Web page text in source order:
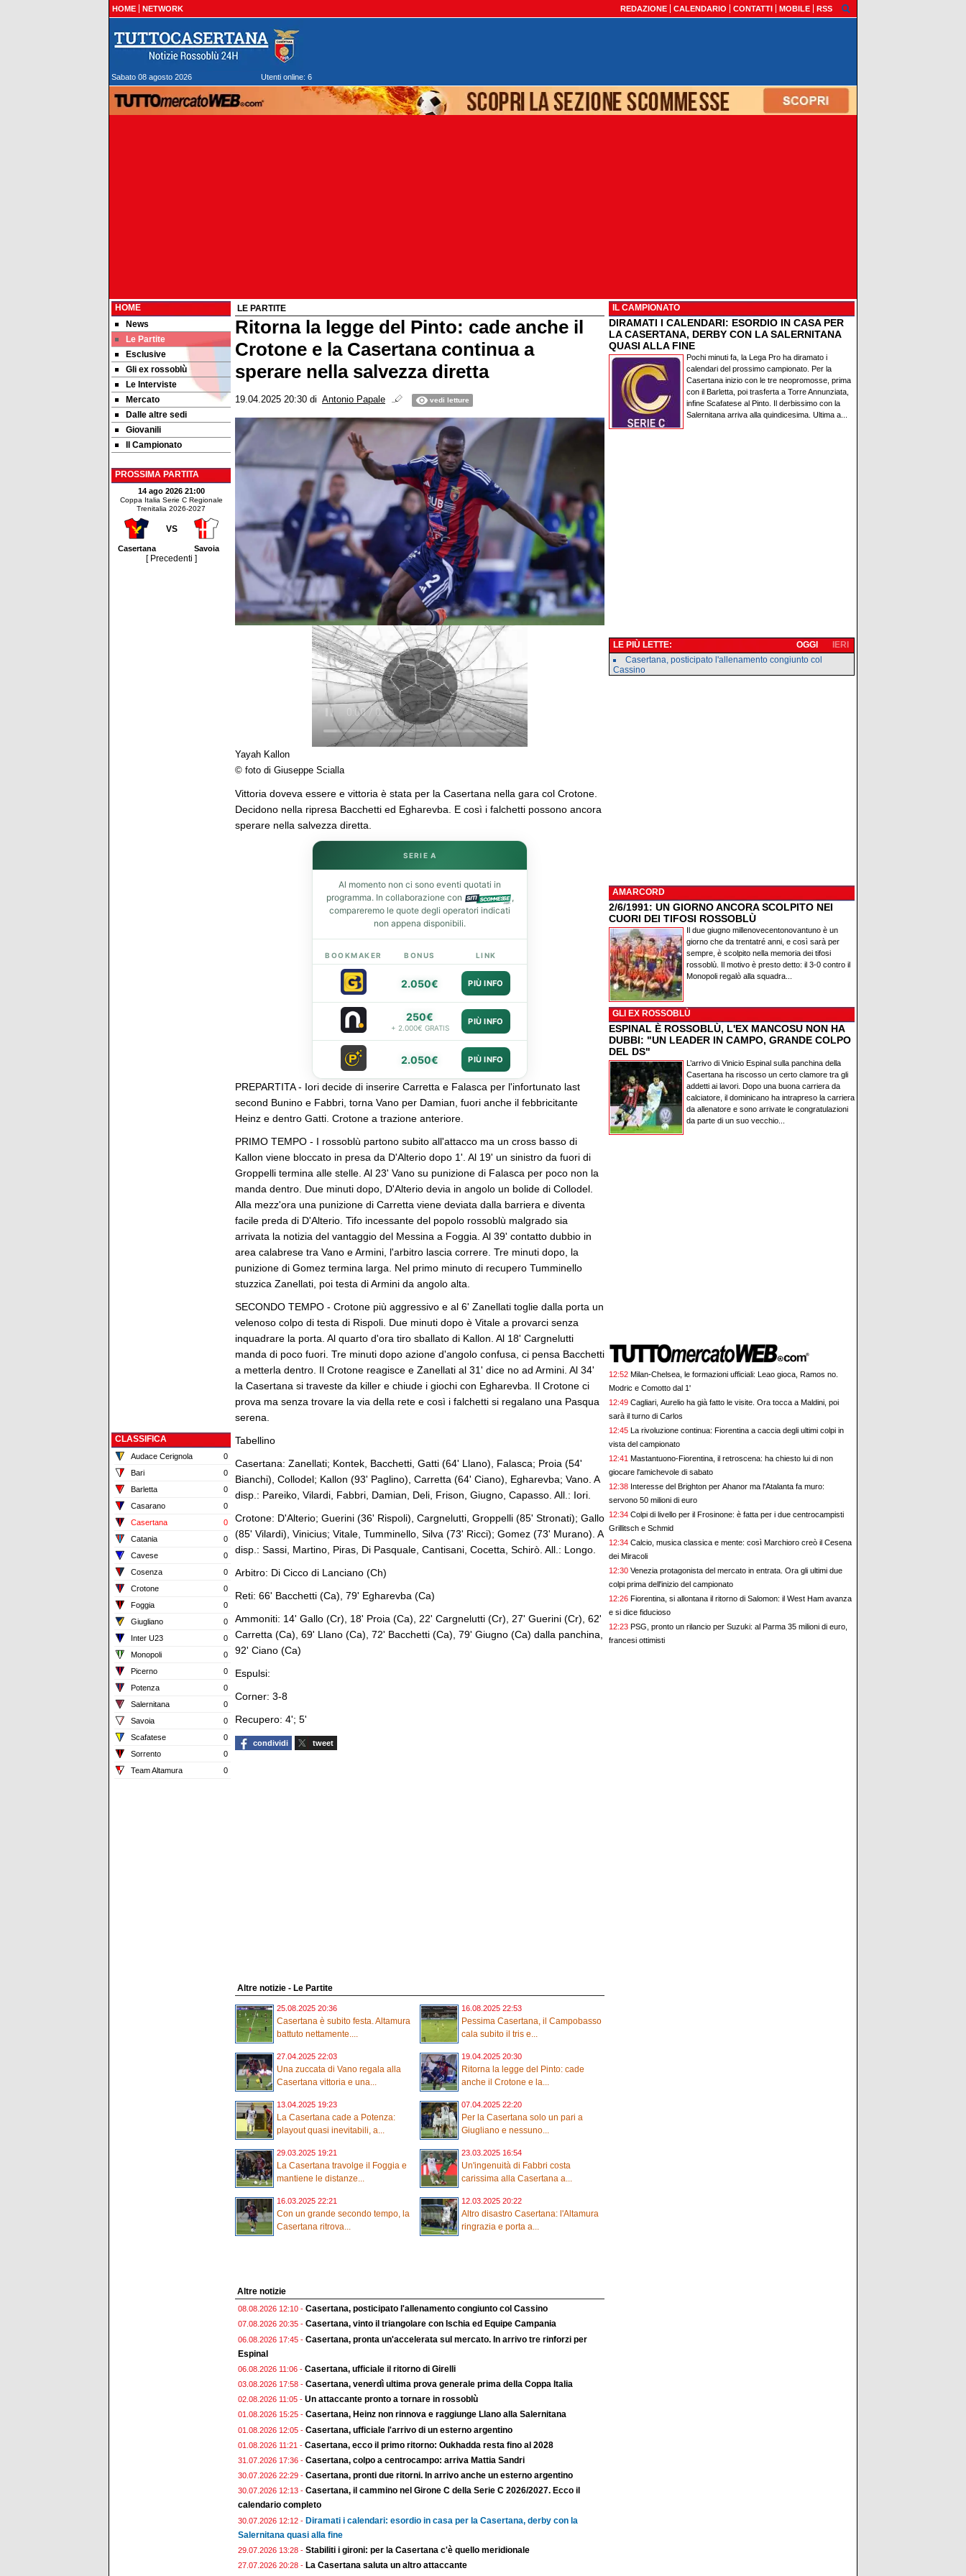
HOME NETWORK REDAZIONE CALENDARIO CONTATTI MOBILE RSS
Sabato 08 agosto 2026 Utenti online: 6
HOME
News
Le Partite
Esclusive
Gli ex rossoblù
Le Interviste
Mercato
Dalle altre sedi
Giovanili
Il Campionato
PROSSIMA PARTITA
14 ago 2026 21:00
Coppa Italia Serie C Regionale
Trenitalia 2026-2027
VS
Casertana Savoia
[ Precedenti ]
CLASSIFICA
Audace Cerignola
0
Bari
0
Barletta
0
Casarano
0
Casertana
0
Catania
0
Cavese
0
Cosenza
0
Crotone
0
Foggia
0
Giugliano
0
Inter U23
0
Monopoli
0
Picerno
0
Potenza
0
Salernitana
0
Savoia
0
Scafatese
0
Sorrento
0
Team Altamura
0
LE PARTITE
Ritorna la legge del Pinto: cade anche il
Crotone e la Casertana continua a
sperare nella salvezza diretta
19.04.2025 20:30 di Antonio Papale vedi letture
Yayah Kallon
© foto di Giuseppe Scialla
Vittoria doveva essere e vittoria è stata per la Casertana nella gara col Crotone.
Decidono nella ripresa Bacchetti ed Egharevba. E così i falchetti possono ancora
sperare nella salvezza diretta.
SERIE A
Al momento non ci sono eventi quotati in
programma. In collaborazione con
,
compareremo le quote degli operatori indicati
non appena disponibili.
BOOKMAKER BONUS LINK
2.050€ PIÙ INFO
250€
+ 2.000€ GRATIS
PIÙ INFO
2.050€ PIÙ INFO
PREPARTITA - Iori decide di inserire Carretta e Falasca per l'infortunato last
second Bunino e Fabbri, torna Vano per Damian, fuori anche il febbricitante
Heinz e dentro Gatti. Crotone a trazione anteriore.
PRIMO TEMPO - I rossoblù partono subito all'attacco ma un cross basso di
Kallon viene bloccato in presa da D'Alterio dopo 1'. Al 19' un sinistro da fuori di
Groppelli termina alle stelle. Al 23' Vano su punizione di Falasca per poco non la
manda dentro. Due minuti dopo, D'Alterio devia in angolo un bolide di Collodel.
Alla mezz'ora una punizione di Carretta viene deviata dalla barriera e diventa
facile preda di D'Alterio. Tifo incessante del popolo rossoblù malgrado sia
arrivata la notizia del vantaggio del Messina a Foggia. Al 39' contatto dubbio in
area calabrese tra Vano e Armini, l'arbitro lascia correre. Tre minuti dopo, la
punizione di Gomez termina larga. Nel primo minuto di recupero Tumminello
stuzzica Zanellati, poi testa di Armini da angolo alta.
SECONDO TEMPO - Crotone più aggressivo e al 6' Zanellati toglie dalla porta un
velenoso colpo di testa di Rispoli. Due minuti dopo è Vitale a provarci senza
inquadrare la porta. Al quarto d'ora tiro sballato di Kallon. Al 18' Cargnelutti
manda di poco fuori. Tre minuti dopo azione d'angolo confusa, ci pensa Bacchetti
a metterla dentro. Il Crotone reagisce e Zanellati al 31' dice no ad Armini. Al 34'
la Casertana si traveste da killer e chiude i giochi con Egharevba. Il Crotone ci
prova ma senza trovare la via della rete e così i falchetti si regalano una Pasqua
serena.
Tabellino
Casertana: Zanellati; Kontek, Bacchetti, Gatti (64' Llano), Falasca; Proia (54'
Bianchi), Collodel; Kallon (93' Paglino), Carretta (64' Ciano), Egharevba; Vano. A
disp.: Pareiko, Vilardi, Fabbri, Damian, Deli, Frison, Giugno, Capasso. All.: Iori.
Crotone: D'Alterio; Guerini (36' Rispoli), Cargnelutti, Groppelli (85' Stronati); Gallo
(85' Vilardi), Vinicius; Vitale, Tumminello, Silva (73' Ricci); Gomez (73' Murano). A
disp.: Sassi, Martino, Piras, Di Pasquale, Cantisani, Cocetta, Schirò. All.: Longo.
Arbitro: Di Cicco di Lanciano (Ch)
Reti: 66' Bacchetti (Ca), 79' Egharevba (Ca)
Ammoniti: 14' Gallo (Cr), 18' Proia (Ca), 22' Cargnelutti (Cr), 27' Guerini (Cr), 62'
Carretta (Ca), 69' Llano (Ca), 72' Bacchetti (Ca), 79' Giugno (Ca) dalla panchina,
92' Ciano (Ca)
Espulsi:
Corner: 3-8
Recupero: 4'; 5'
condividi tweet
Altre notizie - Le Partite
25.08.2025 20:36
Casertana è subito festa. Altamura
battuto nettamente....
16.08.2025 22:53
Pessima Casertana, il Campobasso
cala subito il tris e...
27.04.2025 22:03
Una zuccata di Vano regala alla
Casertana vittoria e una...
19.04.2025 20:30
Ritorna la legge del Pinto: cade
anche il Crotone e la...
13.04.2025 19:23
La Casertana cade a Potenza:
playout quasi inevitabili, a...
07.04.2025 22:20
Per la Casertana solo un pari a
Giugliano e nessuno...
29.03.2025 19:21
La Casertana travolge il Foggia e
mantiene le distanze...
23.03.2025 16:54
Un'ingenuità di Fabbri costa
carissima alla Casertana a...
16.03.2025 22:21
Con un grande secondo tempo, la
Casertana ritrova...
12.03.2025 20:22
Altro disastro Casertana: l'Altamura
ringrazia e porta a...
Altre notizie
08.08.2026 12:10 - Casertana, posticipato l'allenamento congiunto col Cassino
07.08.2026 20:35 - Casertana, vinto il triangolare con Ischia ed Equipe Campania
06.08.2026 17:45 - Casertana, pronta un'accelerata sul mercato. In arrivo tre rinforzi per
Espinal
06.08.2026 11:06 - Casertana, ufficiale il ritorno di Girelli
03.08.2026 17:58 - Casertana, venerdì ultima prova generale prima della Coppa Italia
02.08.2026 11:05 - Un attaccante pronto a tornare in rossoblù
01.08.2026 15:25 - Casertana, Heinz non rinnova e raggiunge Llano alla Salernitana
01.08.2026 12:05 - Casertana, ufficiale l'arrivo di un esterno argentino
01.08.2026 11:21 - Casertana, ecco il primo ritorno: Oukhadda resta fino al 2028
31.07.2026 17:36 - Casertana, colpo a centrocampo: arriva Mattia Sandri
30.07.2026 22:29 - Casertana, pronti due ritorni. In arrivo anche un esterno argentino
30.07.2026 12:13 - Casertana, il cammino nel Girone C della Serie C 2026/2027. Ecco il
calendario completo
30.07.2026 12:12 - Diramati i calendari: esordio in casa per la Casertana, derby con la
Salernitana quasi alla fine
29.07.2026 13:28 - Stabiliti i gironi: per la Casertana c'è quello meridionale
27.07.2026 20:28 - La Casertana saluta un altro attaccante
IL CAMPIONATO
DIRAMATI I CALENDARI: ESORDIO IN CASA PER
LA CASERTANA, DERBY CON LA SALERNITANA
QUASI ALLA FINE
Pochi minuti fa, la Lega Pro ha diramato i
calendari del prossimo campionato. Per la
Casertana inizio con le tre neopromosse, prima
con il Barletta, poi trasferta a Torre Annunziata,
infine Scafatese al Pinto. Il derbissimo con la
Salernitana arriva alla quindicesima. Ultima a...
LE PIÙ LETTE: IERI
OGGI
Casertana, posticipato l'allenamento congiunto col
Cassino
AMARCORD
2/6/1991: UN GIORNO ANCORA SCOLPITO NEI
CUORI DEI TIFOSI ROSSOBLÙ
Il due giugno millenovecentonovantuno è un
giorno che da trentatré anni, e così sarà per
sempre, è scolpito nella memoria dei tifosi
rossoblù. Il motivo è presto detto: il 3-0 contro il
Monopoli regalò alla squadra...
GLI EX ROSSOBLÙ
ESPINAL È ROSSOBLÙ, L'EX MANCOSU NON HA
DUBBI: "UN LEADER IN CAMPO, GRANDE COLPO
DEL DS"
L’arrivo di Vinicio Espinal sulla panchina della
Casertana ha riscosso un certo clamore tra gli
addetti ai lavori. Dopo una buona carriera da
calciatore, il dominicano ha intrapreso la carriera
da allenatore e sono arrivate le congratulazioni
da parte di un suo vecchio...
12:52 Milan-Chelsea, le formazioni ufficiali: Leao gioca, Ramos no.
Modric e Comotto dal 1'
12:49 Cagliari, Aurelio ha già fatto le visite. Ora tocca a Maldini, poi
sarà il turno di Carlos
12:45 La rivoluzione continua: Fiorentina a caccia degli ultimi colpi in
vista del campionato
12:41 Mastantuono-Fiorentina, il retroscena: ha chiesto lui di non
giocare l'amichevole di sabato
12:38 Interesse del Brighton per Ahanor ma l'Atalanta fa muro:
servono 50 milioni di euro
12:34 Colpi di livello per il Frosinone: è fatta per i due centrocampisti
Grillitsch e Schmid
12:34 Calcio, musica classica e mente: così Marchioro creò il Cesena
dei Miracoli
12:30 Venezia protagonista del mercato in entrata. Ora gli ultimi due
colpi prima dell'inizio del campionato
12:26 Fiorentina, si allontana il ritorno di Salomon: il West Ham avanza
e si dice fiducioso
12:23 PSG, pronto un rilancio per Suzuki: al Parma 35 milioni di euro,
francesi ottimisti